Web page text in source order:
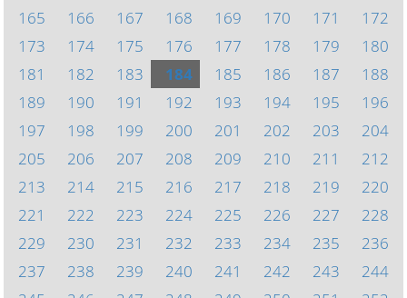
165
166 167 168 169 170 171
172
173
174 175 176 177 178 179
180
181
182 183 184 185 186 187
188
189
190 191 192 193 194 195
196
197
198 199 200 201 202 203
204
205
206 207 208 209 210 211
212
213
214 215 216 217 218 219
220
221
222 223 224 225 226 227
228
229
230 231 232 233 234 235
236
237
238 239 240 241 242 243
244